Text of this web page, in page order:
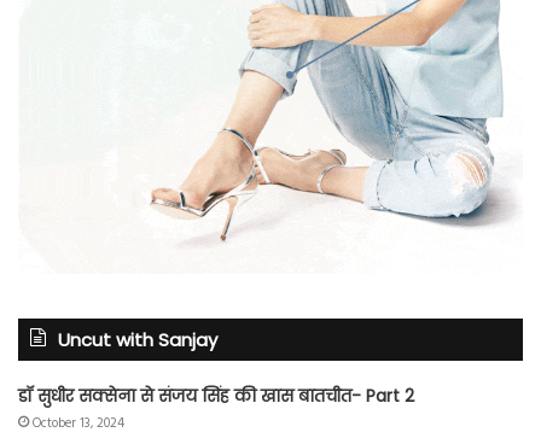
Uncut with Sanjay
डॉ सुधीर सक्सेना से संजय सिंह की खास बातचीत- Part 2
October 13, 2024